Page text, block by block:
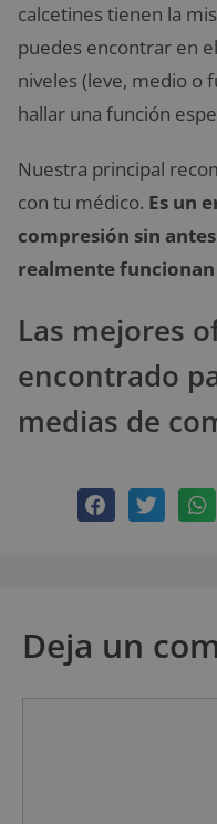
calcetines tienen la
puedes encontrar en
niveles (leve, medio o
hallar una función
Nuestra principal
con tu médico. Es un
compresión sin
realmente
Las mejores
encontrado
medias de
Deja un